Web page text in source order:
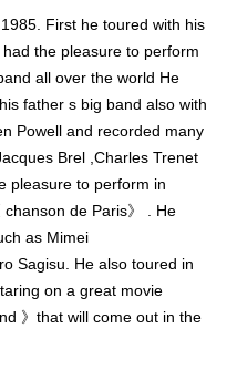
First he toured with his
the pleasure to perform
all over the world He
father s big band also with
Powell and recorded many
Brel ,Charles Trenet
pleasure to perform in
de Paris》 . He
as Mimei
Sagisu. He also toured in
on a great movie
》that will come out in the